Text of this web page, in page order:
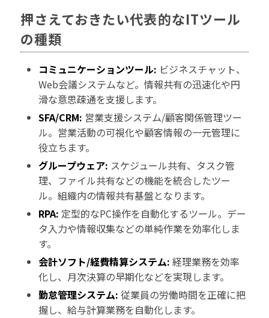
押さえておきたい代表的なITツール
の種類
コミュニケーションツール: ビジネスチャット、
Web会議システムなど。情報共有の迅速化や円
滑な意思疎通を支援します。
SFA/CRM: 営業支援システム/顧客関係管理ツー
ル。営業活動の可視化や顧客情報の一元管理に
役立ちます。
グループウェア: スケジュール共有、タスク管
理、ファイル共有などの機能を統合したツー
ル。組織内の情報共有基盤となります。
RPA: 定型的なPC操作を自動化するツール。デー
タ入力や情報収集などの単純作業を効率化しま
す。
会計ソフト/経費精算システム: 経理業務を効率
化し、月次決算の早期化などを実現します。
勤怠管理システム: 従業員の労働時間を正確に把
握し、給与計算業務を自動化します。